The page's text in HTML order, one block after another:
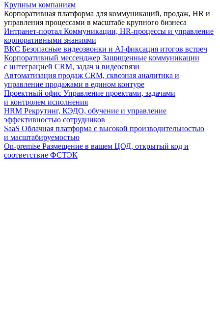
Крупным компаниям
Корпоративная платформа для коммуникаций, продаж, HR и
управления процессами в масштабе крупного бизнеса
Интранет-портал Коммуникации, HR-процессы и управление
корпоративными знаниями
ВКС Безопасные видеозвонки и AI-фиксация итогов встреч
Корпоративный мессенджер Защищенные коммуникации
с интеграцией CRM, задач и видеосвязи
Автоматизация продаж CRM, сквозная аналитика и
управление продажами в едином контуре
Проектный офис Управление проектами, задачами
и контролем исполнения
HRM Рекрутинг, КЭДО, обучение и управление
эффективностью сотрудников
SaaS Облачная платформа с высокой производительностью
и масштабируемостью
On-premise Размещение в вашем ЦОД, открытый код и
соответствие ФСТЭК